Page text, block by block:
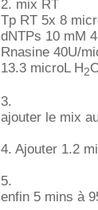
2. mix RT
Tp RT 5x 8
dNTPs 10 mM
Rnasine 40U/
13.3 microL H2
3.
ajouter le mix
4. Ajouter 1.2
5.
enfin 5 mins à